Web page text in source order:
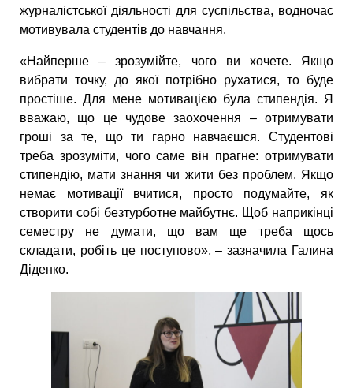
журналістської діяльності для суспільства, водночас
мотивувала студентів до навчання.
«Найперше – зрозумійте, чого ви хочете. Якщо
вибрати точку, до якої потрібно рухатися, то буде
простіше. Для мене мотивацією була стипендія. Я
вважаю, що це чудове заохочення – отримувати
гроші за те, що ти гарно навчаєшся. Студентові
треба зрозуміти, чого саме він прагне: отримувати
стипендію, мати знання чи жити без проблем. Якщо
немає мотивації вчитися, просто подумайте, як
створити собі безтурботне майбутнє. Щоб наприкінці
семестру не думати, що вам ще треба щось
складати, робіть це поступово», – зазначила Галина
Діденко.